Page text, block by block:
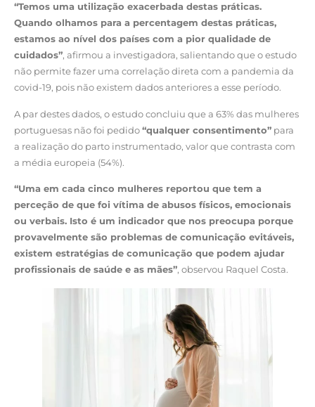
“Temos uma utilização exacerbada destas práticas.
Quando olhamos para a percentagem destas práticas,
estamos ao nível dos países com a pior qualidade de
cuidados”, afirmou a investigadora, salientando que o estudo
não permite fazer uma correlação direta com a pandemia da
covid-19, pois não existem dados anteriores a esse período.
A par destes dados, o estudo concluiu que a 63% das mulheres
portuguesas não foi pedido“qualquer consentimento” para
a realização do parto instrumentado, valor que contrasta com
a média europeia (54%).
“Uma em cada cinco mulheres reportou que tem a
perceção de que foi vítima de abusos físicos, emocionais
ou verbais. Isto é um indicador que nos preocupa porque
provavelmente são problemas de comunicação evitáveis,
existem estratégias de comunicação que podem ajudar
profissionais de saúde e as mães”, observou Raquel Costa.